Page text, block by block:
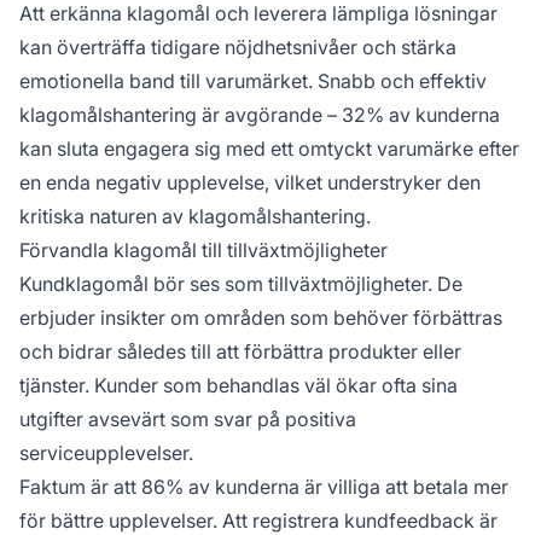
Att erkänna klagomål och leverera lämpliga lösningar
kan överträffa tidigare nöjdhetsnivåer och stärka
emotionella band till varumärket. Snabb och effektiv
klagomålshantering är avgörande – 32% av kunderna
kan sluta engagera sig med ett omtyckt varumärke efter
en enda negativ upplevelse, vilket understryker den
kritiska naturen av klagomålshantering.
Förvandla klagomål till tillväxtmöjligheter
Kundklagomål bör ses som tillväxtmöjligheter. De
erbjuder insikter om områden som behöver förbättras
och bidrar således till att förbättra produkter eller
tjänster. Kunder som behandlas väl ökar ofta sina
utgifter avsevärt som svar på positiva
serviceupplevelser.
Faktum är att 86% av kunderna är villiga att betala mer
för bättre upplevelser. Att registrera kundfeedback är